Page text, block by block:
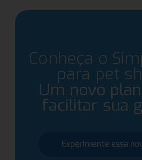
Conheça o
para pet
Um novo
facilitar sua
Experimente essa